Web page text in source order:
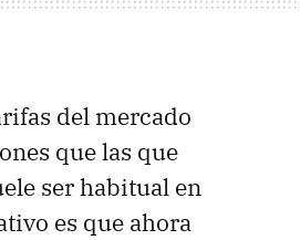
del mercado
que las que
ser habitual en
es que ahora